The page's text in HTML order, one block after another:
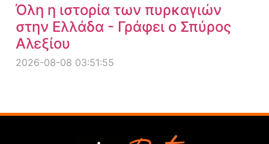
Όλη η ιστορία των πυρκαγιών
στην Ελλάδα - Γράφει ο Σπύρος
Αλεξίου
2026-08-08 03:51:55